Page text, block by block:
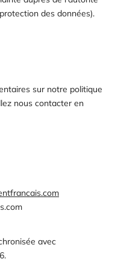
des données).
sur notre politique
nous contacter en
avec